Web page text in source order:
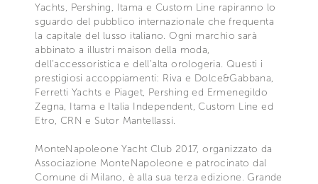
Yachts, Pershing, Itama e Custom Line rapiranno lo
sguardo del pubblico internazionale che frequenta
la capitale del lusso italiano. Ogni marchio sarà
abbinato a illustri maison della moda,
dell’accessoristica e dell’alta orologeria. Questi i
prestigiosi accoppiamenti: Riva e Dolce&Gabbana,
Ferretti Yachts e Piaget, Pershing ed Ermenegildo
Zegna, Itama e Italia Independent, Custom Line ed
Etro, CRN e Sutor Mantellassi.
MonteNapoleone Yacht Club 2017, organizzato da
Associazione MonteNapoleone e patrocinato dal
Comune di Milano, è alla sua terza edizione. Grande